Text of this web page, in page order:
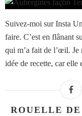
Suivez-moi sur Insta
faire. C’est en flânant
qui m’a fait de l’œil.
idée de recette, car elle
ROUELLE